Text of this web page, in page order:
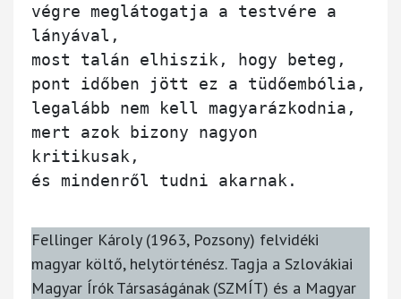
végre meglátogatja a testvére a
lányával,
most talán elhiszik, hogy beteg,
pont időben jött ez a tüdőembólia,
legalább nem kell magyarázkodnia,
mert azok bizony nagyon
kritikusak,
és mindenről tudni akarnak.
Fellinger Károly (1963, Pozsony) felvidéki
magyar költő, helytörténész. Tagja a Szlovákiai
Magyar Írók Társaságának (SZMÍT) és a Magyar